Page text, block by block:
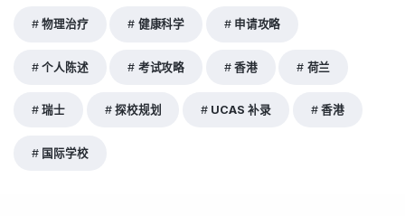
物理治疗 健康科学 申请攻略
个人陈述 考试攻略 香港 荷兰
瑞士 探校规划 UCAS 补录 香港
国际学校